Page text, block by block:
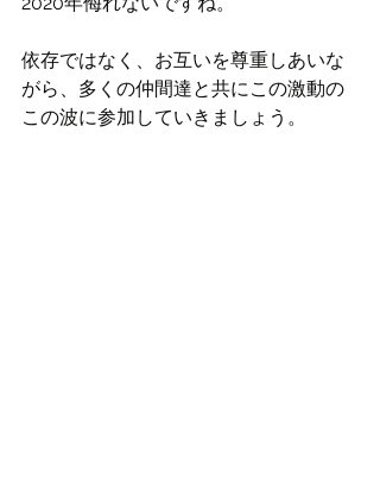
依存ではなく、お互いを尊重しあいな
がら、多くの仲間達と共にこの激動の
この波に参加していきましょう。